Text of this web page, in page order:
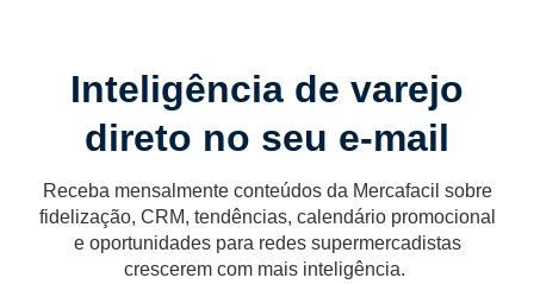
Inteligência de varejo
direto no seu e-mail
Receba mensalmente conteúdos da Mercafacil sobre
fidelização, CRM, tendências, calendário promocional
e oportunidades para redes supermercadistas
crescerem com mais inteligência.